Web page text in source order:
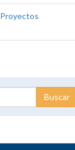
Proyectos